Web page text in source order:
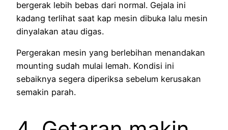
bergerak lebih bebas dari normal. Gejala ini
kadang terlihat saat kap mesin dibuka lalu mesin
dinyalakan atau digas.
Pergerakan mesin yang berlebihan menandakan
mounting sudah mulai lemah. Kondisi ini
sebaiknya segera diperiksa sebelum kerusakan
semakin parah.